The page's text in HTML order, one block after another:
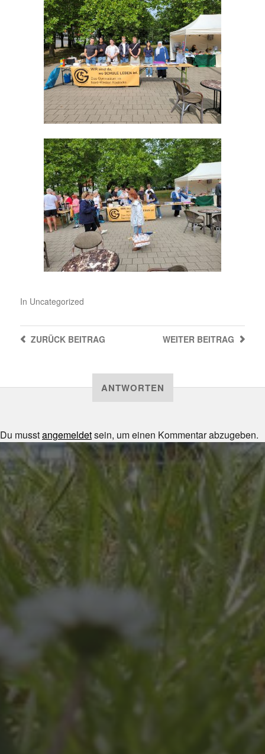
In Uncategorized
WEITER BEITRAG
ZURÜCKBEITRAG
ANTWORTEN
Du musstangemeldetsein, um einen Kommentar abzugeben.
JULI 8, 2026
UNSER SCHUL-/SPORTFEST